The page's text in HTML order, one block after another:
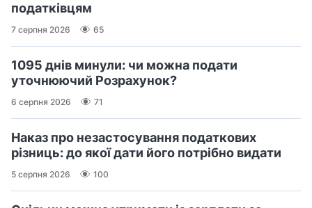
податківцям
7 серпня 2026 65
1095 днів минули: чи можна подати
уточнюючий Розрахунок?
6 серпня 2026 71
Наказ про незастосування податкових
різниць: до якої дати його потрібно видати
5 серпня 2026 100